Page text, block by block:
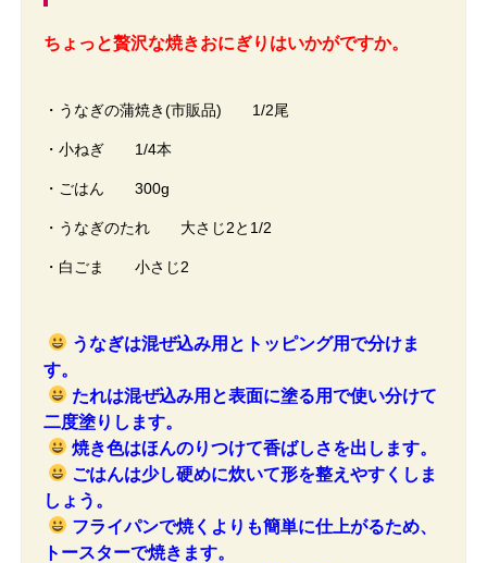
ちょっと贅沢な焼きおにぎりはいかがですか。
・うなぎの蒲焼き(市販品) 1/2尾
・小ねぎ 1/4本
・ごはん 300g
・うなぎのたれ 大さじ2と1/2
・白ごま 小さじ2
うなぎは混ぜ込み用とトッピング用で分けま
す。
たれは混ぜ込み用と表面に塗る用で使い分けて
二度塗りします。
焼き色はほんのりつけて香ばしさを出します。
ごはんは少し硬めに炊いて形を整えやすくしま
しょう。
フライパンで焼くよりも簡単に仕上がるため、
トースターで焼きます。